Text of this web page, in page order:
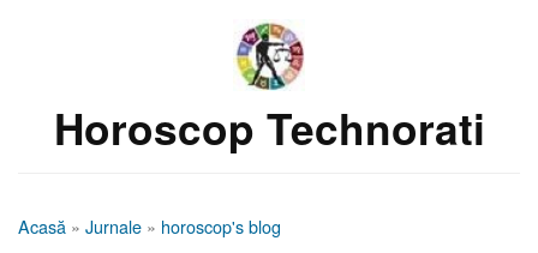
Horoscop Technorati
Acasă » Jurnale » horoscop's blog